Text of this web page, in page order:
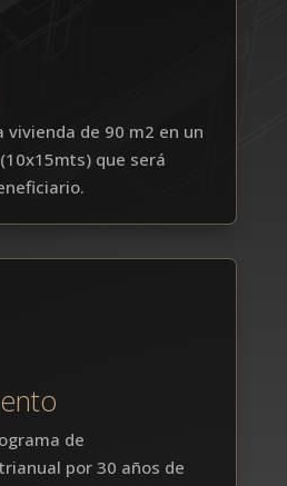
vivienda de 90 m2 en un
que será
de
por 30 años de